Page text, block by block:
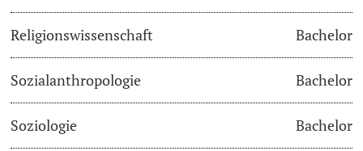
Religionswissenschaft Bachelor
Sozialanthropologie Bachelor
Soziologie Bachelor